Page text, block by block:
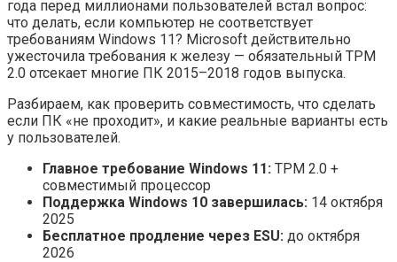
года перед миллионами пользователей встал вопрос:
что делать, если компьютер не соответствует
требованиям Windows 11? Microsoft действительно
ужесточила требования к железу — обязательный TPM
2.0 отсекает многие ПК 2015–2018 годов выпуска.
Разбираем, как проверить совместимость, что сделать
если ПК «не проходит», и какие реальные варианты есть
у пользователей.
Главное требование Windows 11: TPM 2.0 +
совместимый процессор
Поддержка Windows 10 завершилась: 14 октября
2025
Бесплатное продление через ESU: до октября
2026